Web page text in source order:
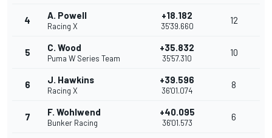
4 A. Powell
Racing X
+18.182
35'39.660
12
5 C. Wood
Puma W Series Team
+35.832
35'57.310
10
6 J. Hawkins
Racing X
+39.596
36'01.074
8
7 F. Wohlwend
Bunker Racing
+40.095
36'01.573
6